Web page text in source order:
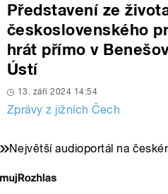
Představení ze
československého
hrát přímo v
Ústí
13. září 2024 14:54
Zprávy z jižních Čech
Největší audioportál na